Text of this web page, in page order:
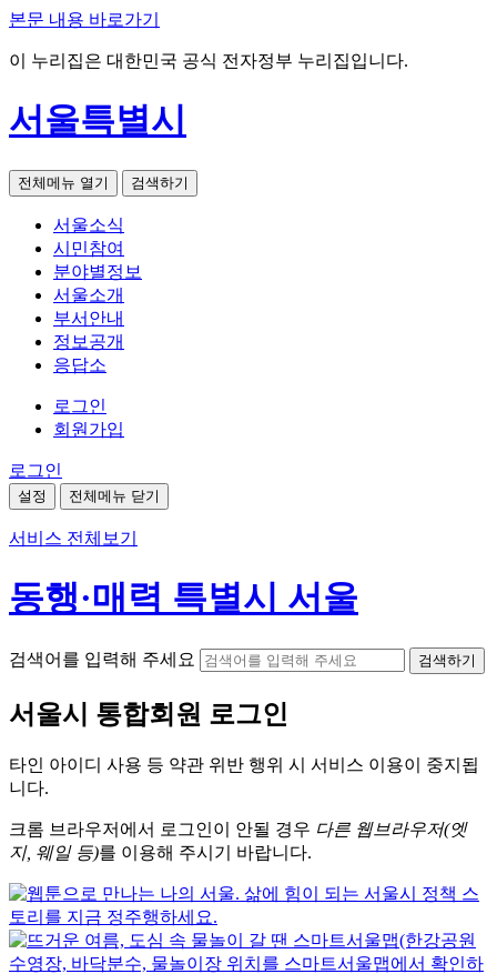
본문 내용 바로가기
이 누리집은 대한민국 공식 전자정부 누리집입니다.
서울특별시
전체메뉴 열기 검색하기
서울소식
시민참여
분야별정보
서울소개
부서안내
정보공개
응답소
로그인
회원가입
로그인
설정 전체메뉴 닫기
서비스 전체보기
동행·매력 특별시 서울
검색어를 입력해 주세요 검색하기
서울시 통합회원 로그인
타인 아이디 사용 등 약관 위반 행위 시 서비스 이용이 중지됩
니다.
크롬 브라우저에서 로그인이 안될 경우 다른 웹브라우저(엣
지, 웨일 등)를 이용해 주시기 바랍니다.